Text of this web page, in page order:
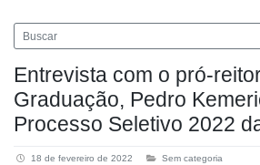
Entrevista com o pró-
Graduação, Pedro
Processo Seletivo 2022
18 de fevereiro de 2022 Sem categoria